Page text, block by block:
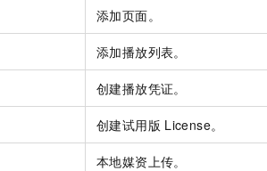
添加页面。
添加播放列表。
创建播放凭证。
创建试用版 License。
本地媒资上传。